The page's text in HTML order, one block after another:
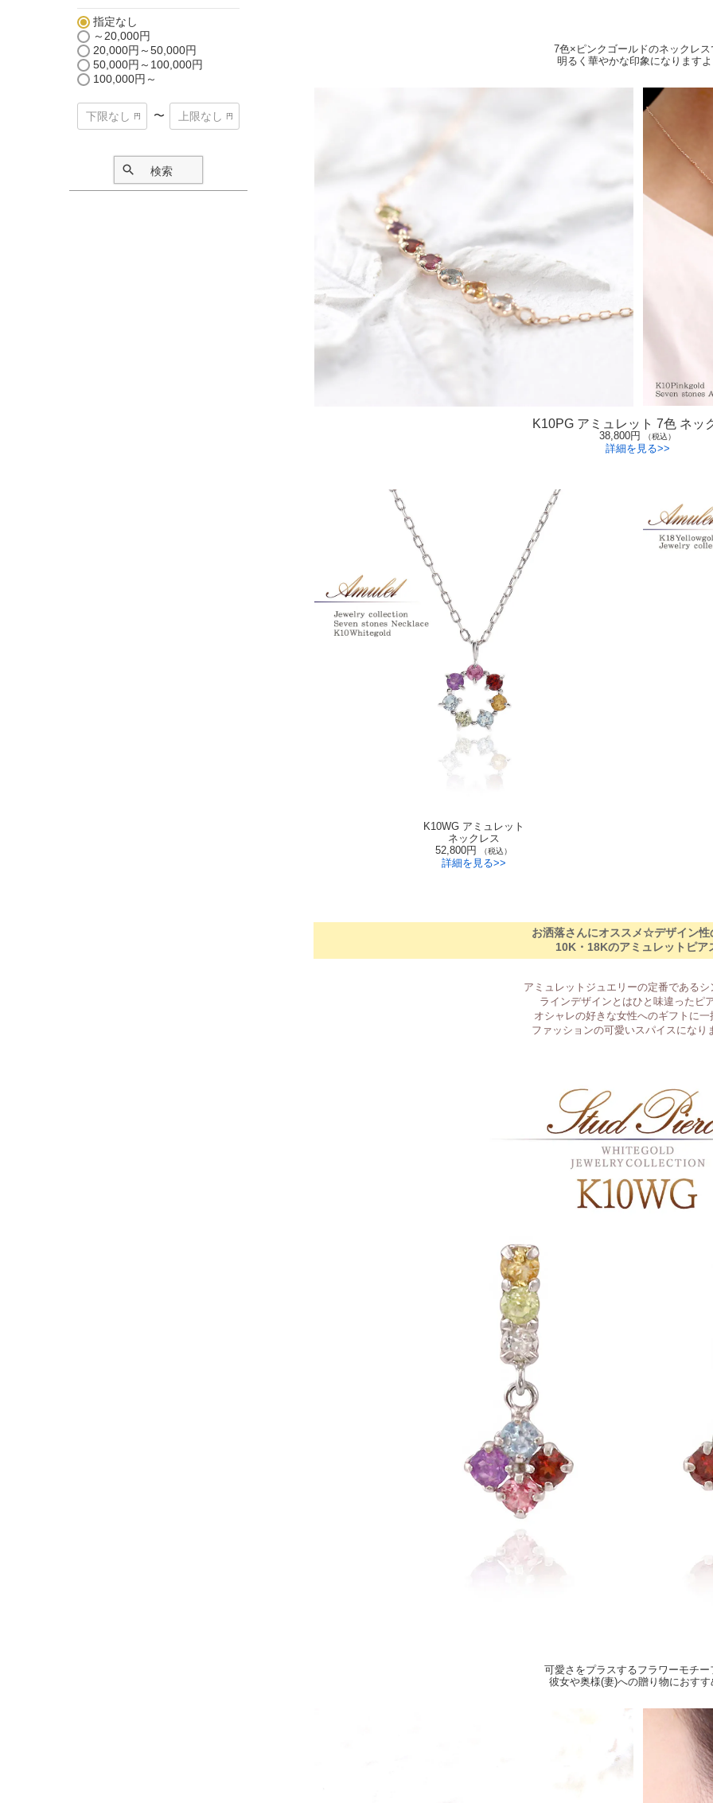
指定なし
～20,000円
20,000円～50,000円
50,000円～100,000円
100,000円～
〜
検索
7色×ピンクゴールドのネックレス
明るく華やかな印象になります
K10PG アミュレット 7色 ネッ
38,800円 （税込）
詳細を見る>>
K10WG アミュレット
ネックレス
52,800円
（税込）
詳細を見る>>
お洒落さんにオススメ☆デザイン性
10K・18Kのアミュレットピア
アミュレットジュエリーの定番であるシ
ラインデザインとはひと味違ったピ
オシャレの好きな女性へのギフトに一
ファッションの可愛いスパイスになり
可愛さをプラスするフラワーモチ
彼女や奥様(妻)への贈り物におすす